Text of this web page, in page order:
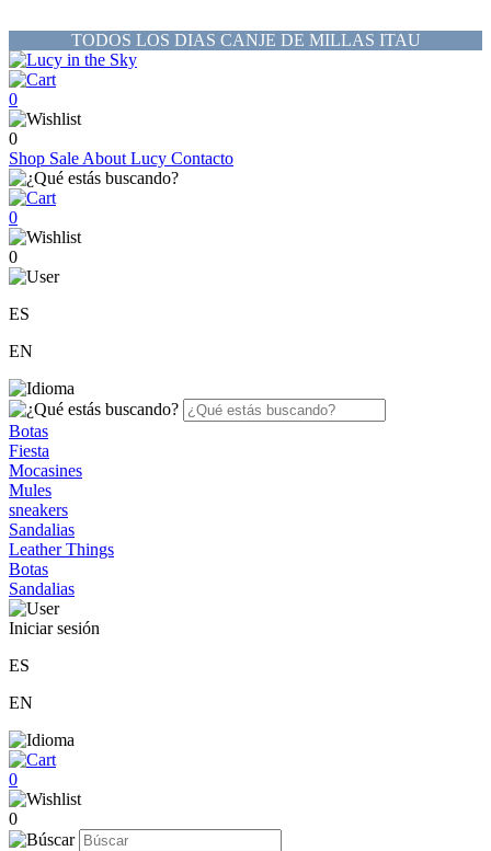
TODOS LOS DIAS CANJE DE MILLAS ITAU
0
0
Shop Sale About Lucy Contacto
0
0
ES
EN
Botas
Fiesta
Mocasines
Mules
sneakers
Sandalias
Leather Things
Botas
Sandalias
Iniciar sesión
ES
EN
0
0